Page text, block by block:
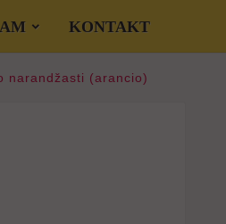
KONTAKT
narandžasti (arancio)